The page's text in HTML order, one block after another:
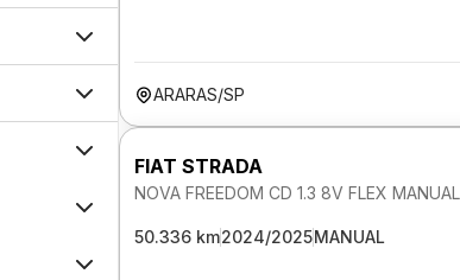
ARARAS/SP
FIAT STRADA
NOVA FREEDOM CD 1.3 8V FLEX MANUAL
50.336 km2024/2025MANUAL